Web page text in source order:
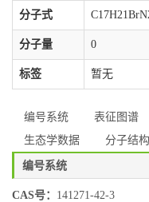
分子式
分子量 0
标签 暂无
编号系统 表征图谱
生态学数据
分子结
编号系统
CAS号： 141271-42-3